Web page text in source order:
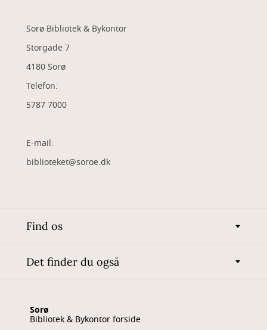
Sorø Bibliotek & Bykontor
Storgade 7
4180 Sorø
Telefon:
5787 7000
E-mail:
biblioteket@soroe.dk
Find os
Det finder du også
Sorø
Bibliotek & Bykontor forside